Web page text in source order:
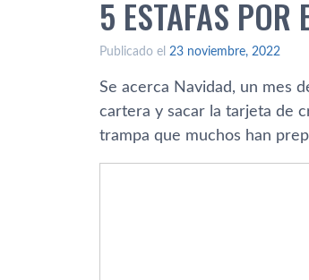
5 ESTAFAS POR
Publicado el 23 noviembre, 2022
Se acerca Navidad, un mes
cartera y sacar la tarjeta de
trampa que muchos han